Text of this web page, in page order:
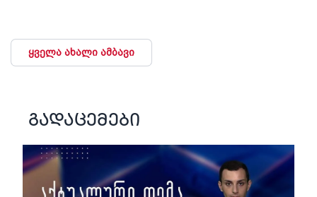
ყველა ახალი ამბავი
გადაცემები